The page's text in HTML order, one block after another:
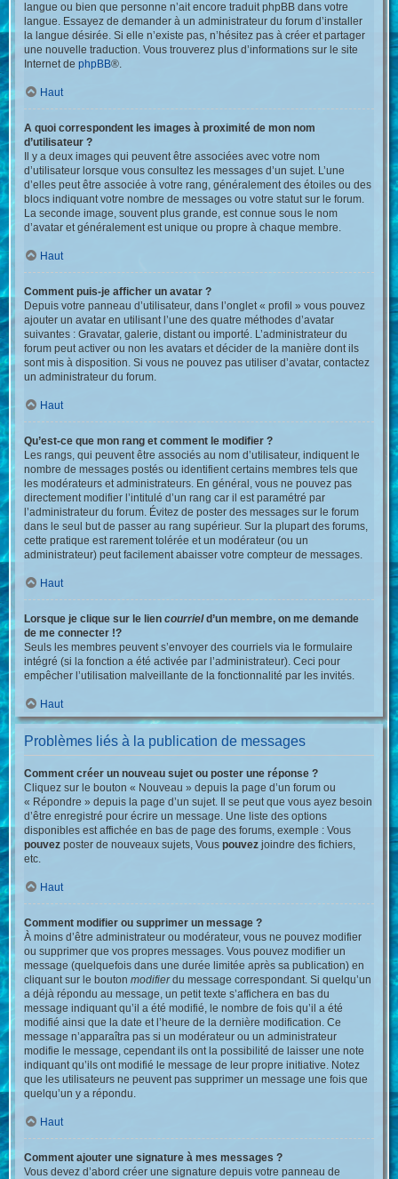
langue ou bien que personne n’ait encore traduit phpBB dans votre
langue. Essayez de demander à un administrateur du forum d’installer
la langue désirée. Si elle n’existe pas, n’hésitez pas à créer et partager
une nouvelle traduction. Vous trouverez plus d’informations sur le site
Internet dephpBB®.
Haut
A quoi correspondent les images à proximité de mon nom
d’utilisateur ?
Il y a deux images qui peuvent être associées avec votre nom
d’utilisateur lorsque vous consultez les messages d’un sujet. L’une
d’elles peut être associée à votre rang, généralement des étoiles ou des
blocs indiquant votre nombre de messages ou votre statut sur le forum.
La seconde image, souvent plus grande, est connue sous le nom
d’avatar et généralement est unique ou propre à chaque membre.
Haut
Comment puis-je afficher un avatar ?
Depuis votre panneau d’utilisateur, dans l’onglet « profil » vous pouvez
ajouter un avatar en utilisant l’une des quatre méthodes d’avatar
suivantes : Gravatar, galerie, distant ou importé. L’administrateur du
forum peut activer ou non les avatars et décider de la manière dont ils
sont mis à disposition. Si vous ne pouvez pas utiliser d’avatar, contactez
un administrateur du forum.
Haut
Qu’est-ce que mon rang et comment le modifier ?
Les rangs, qui peuvent être associés au nom d’utilisateur, indiquent le
nombre de messages postés ou identifient certains membres tels que
les modérateurs et administrateurs. En général, vous ne pouvez pas
directement modifier l’intitulé d’un rang car il est paramétré par
l’administrateur du forum. Évitez de poster des messages sur le forum
dans le seul but de passer au rang supérieur. Sur la plupart des forums,
cette pratique est rarement tolérée et un modérateur (ou un
administrateur) peut facilement abaisser votre compteur de messages.
Haut
Lorsque je clique sur le liencourrield’un membre, on me demande
de me connecter !?
Seuls les membres peuvent s’envoyer des courriels via le formulaire
intégré (si la fonction a été activée par l’administrateur). Ceci pour
empêcher l’utilisation malveillante de la fonctionnalité par les invités.
Haut
Problèmes liés à la publication de messages
Comment créer un nouveau sujet ou poster une réponse ?
Cliquez sur le bouton « Nouveau » depuis la page d’un forum ou
« Répondre » depuis la page d’un sujet. Il se peut que vous ayez besoin
d’être enregistré pour écrire un message. Une liste des options
disponibles est affichée en bas de page des forums, exemple : Vous
pouvez poster de nouveaux sujets, Vouspouvez joindre des fichiers,
etc.
Haut
Comment modifier ou supprimer un message ?
À moins d’être administrateur ou modérateur, vous ne pouvez modifier
ou supprimer que vos propres messages. Vous pouvez modifier un
message (quelquefois dans une durée limitée après sa publication) en
cliquant sur le boutonmodifierdu message correspondant. Si quelqu’un
a déjà répondu au message, un petit texte s’affichera en bas du
message indiquant qu’il a été modifié, le nombre de fois qu’il a été
modifié ainsi que la date et l’heure de la dernière modification. Ce
message n’apparaîtra pas si un modérateur ou un administrateur
modifie le message, cependant ils ont la possibilité de laisser une note
indiquant qu’ils ont modifié le message de leur propre initiative. Notez
que les utilisateurs ne peuvent pas supprimer un message une fois que
quelqu’un y a répondu.
Haut
Comment ajouter une signature à mes messages ?
Vous devez d’abord créer une signature depuis votre panneau de